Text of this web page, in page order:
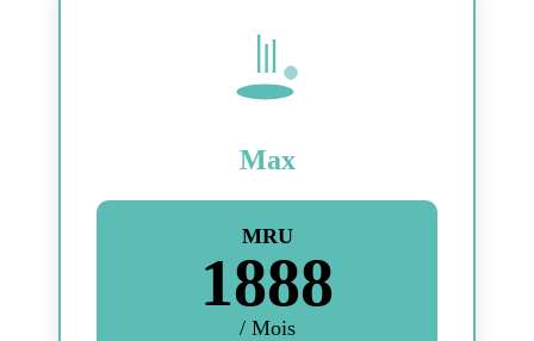
Max
MRU
1888
/ Mois